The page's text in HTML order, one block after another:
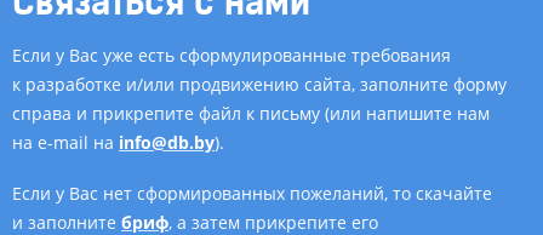
Если у Вас уже есть сформулированные требования
к разработке и/или продвижению сайта, заполните форму
справа и прикрепите файл к письму (или напишите нам
на e-mail на info@db.by).
Если у Вас нет сформированных пожеланий, то скачайте
и заполните бриф, а затем прикрепите его